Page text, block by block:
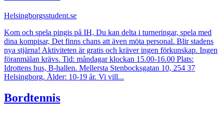
Helsingborgsstudent.se
Kom och spela pingis på IH, Du kan delta i turneringar, spela med
dina kompisar, Det finns chans att även möta personal. Blir stadens
nya stjärna! Aktiviteten är gratis och kräver ingen förkunskap. Ingen
föranmälan krävs. Tid: måndagar klockan 15.00-16.00 Plats:
Idrottens hus, B-hallen. Mellersta Stenbocksgatan 10, 254 37
Helsingborg. Ålder: 10-19 år. Vi vill...
Bordtennis